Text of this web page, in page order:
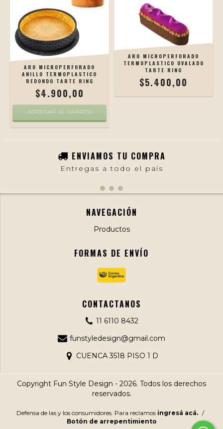
ARO MICROPERFORADO
ANILLO TERMOPLASTICO
REDONDO TARTE RING
$4.900,00
AGREGAR AL CARRITO
ARO MICROPERFORADO
TERMOPLASTICO OVALADO
TARTE RING
$5.400,00
ENVIAMOS TU COMPRA
Entregas a todo el país
NAVEGACIÓN
Productos
FORMAS DE ENVÍO
CONTACTANOS
11 6110 8432
funstyledesign@gmail.com
CUENCA 3518 PISO 1 D
Copyright Fun Style Design - 2026. Todos los derechos
reservados.
Defensa de las y los consumidores. Para reclamos ingresá acá. /
Botón de arrepentimiento